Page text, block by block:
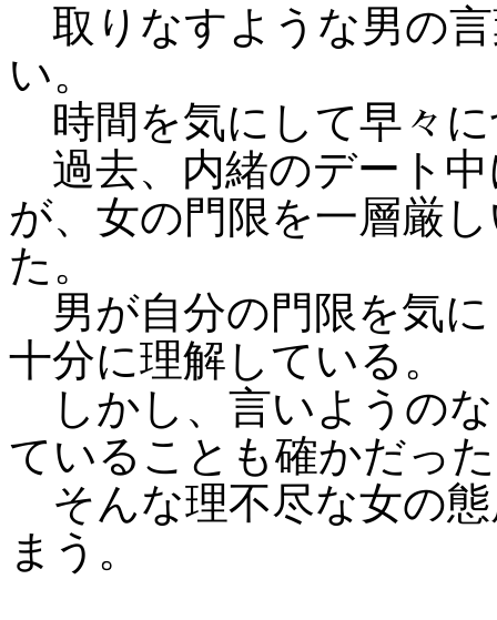
取りなすような男の
い。
時間を気にして早々
過去、内緒のデート
が、女の門限を一層厳
た。
男が自分の門限を気
十分に理解している。
しかし、言いようの
ていることも確かだっ
そんな理不尽な女の
まう。